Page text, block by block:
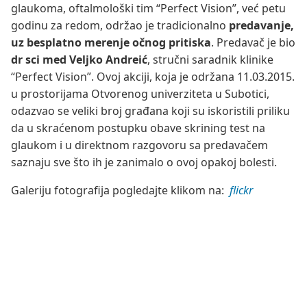
glaukoma, oftalmološki tim “Perfect Vision”, već petu
godinu za redom, održao je tradicionalno predavanje,
uz besplatno merenje očnog pritiska. Predavač je bio
dr sci med Veljko Andreić, stručni saradnik klinike
“Perfect Vision”. Ovoj akciji, koja je održana 11.03.2015.
u prostorijama Otvorenog univerziteta u Subotici,
odazvao se veliki broj građana koji su iskoristili priliku
da u skraćenom postupku obave skrining test na
glaukom i u direktnom razgovoru sa predavačem
saznaju sve što ih je zanimalo o ovoj opakoj bolesti.
Galeriju fotografija pogledajte klikom na: flickr